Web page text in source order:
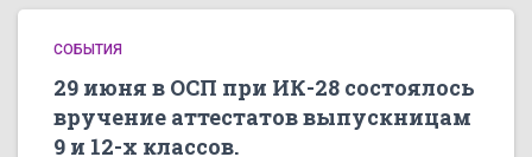
СОБЫТИЯ
29 июня в ОСП при ИК-28 состоялось
вручение аттестатов выпускницам
9 и 12-х классов.